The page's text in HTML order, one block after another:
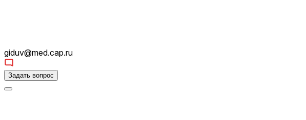
giduv@med.cap.ru
Задать вопрос